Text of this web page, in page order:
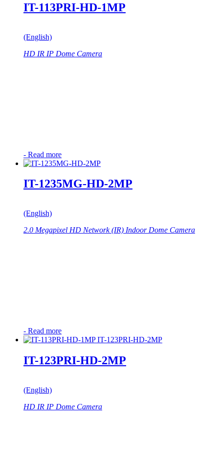
IT-113PRI-HD-1MP
(English)
HD IR IP Dome Camera
- Read more
IT-1235MG-HD-2MP
(English)
2.0 Megapixel HD Network (IR) Indoor Dome Camera
- Read more
IT-123PRI-HD-2MP
(English)
HD IR IP Dome Camera